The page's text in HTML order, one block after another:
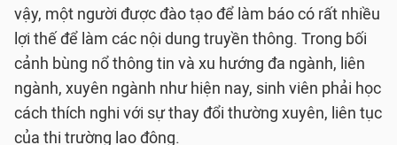
vậy, một người được đào tạo để làm báo có rất nhiều
lợi thế để làm các nội dung truyền thông. Trong bối
cảnh bùng nổ thông tin và xu hướng đa ngành, liên
ngành, xuyên ngành như hiện nay, sinh viên phải học
cách thích nghi với sự thay đổi thường xuyên, liên tục
của thị trường lao động.